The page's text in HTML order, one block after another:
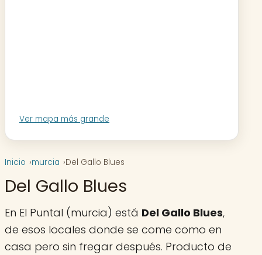
Ver mapa más grande
Inicio murcia Del Gallo Blues
Del Gallo Blues
En El Puntal (murcia) está Del Gallo Blues,
de esos locales donde se come como en
casa pero sin fregar después. Producto de